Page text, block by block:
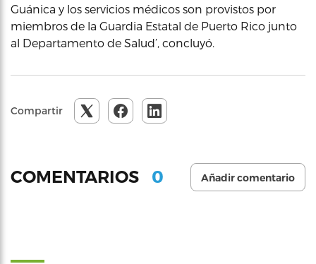
Guánica y los servicios médicos son provistos por
miembros de la Guardia Estatal de Puerto Rico junto
al Departamento de Salud’, concluyó.
Compartir
COMENTARIOS 0 Añadir comentario